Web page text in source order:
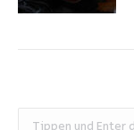
Search: